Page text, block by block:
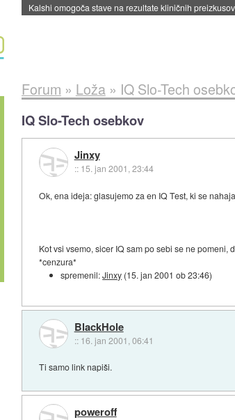
Sandisk že prodal več kot polovico SSD-jev za
Forum » Loža» IQ Slo-Tech
IQ Slo-Tech osebkov
Jinxy
:: 15. jan 2001, 23:44
Ok, ena ideja: glasujemo za en IQ Test, ki se
Kot vsi vsemo, sicer IQ sam po sebi se ne
*cenzura*
spremenil:Jinxy (15. jan 2001 ob 23:46)
BlackHole
:: 16. jan 2001, 06:41
Ti samo link napiši.
poweroff